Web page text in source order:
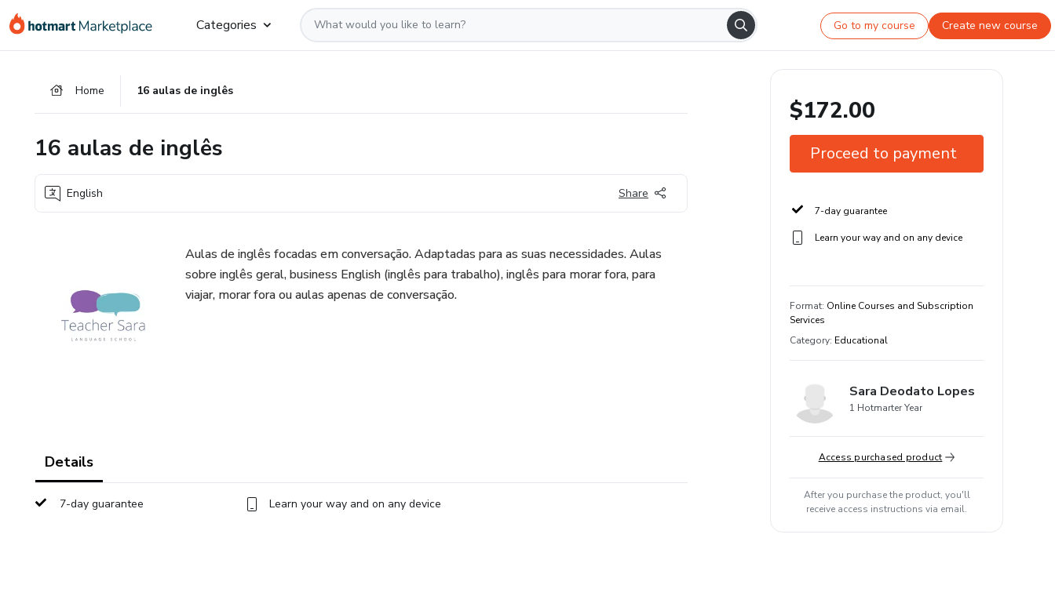
Go
Go
Go
Categories Go to my course Create new course
Home 16 aulas de inglês
16 aulas de inglês
English Share
Aulas de inglês focadas em conversação. Adaptadas para as suas necessidades. Aulas
sobre inglês geral, business English (inglês para trabalho), inglês para morar fora, para
viajar, morar fora ou aulas apenas de conversação.
Details
7-day guarantee Learn your way and on any device
$172.00
Proceed to payment
7-day guarantee
Learn your way and on any device
Format: Online Courses and Subscription
Services
Category: Educational
Sara Deodato Lopes
1 Hotmarter Year
Access purchased product
After you purchase the product, you'll
receive access instructions via email.